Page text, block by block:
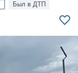
Был в ДТП